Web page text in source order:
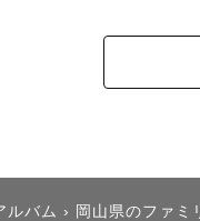
ざいましたらお打ち
確保の為に、お写真
ルバム › 岡山県のファミ